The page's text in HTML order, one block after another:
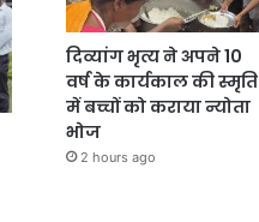
दिव्यांग भृत्य ने अपने 10
वर्ष के कार्यकाल की स्मृति
में बच्चों को कराया न्योता
भोज
2 hours ago